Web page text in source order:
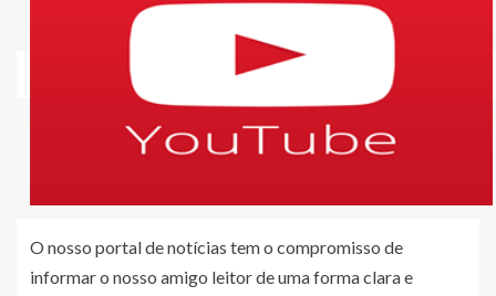
O nosso portal de notícias tem o compromisso de
informar o nosso amigo leitor de uma forma clara e